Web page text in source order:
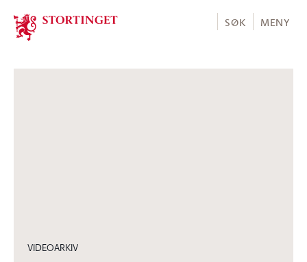
Stortinget.no
SØK MENY
VIDEOARKIV